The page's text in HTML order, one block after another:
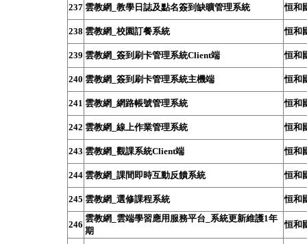
237 雲教網_教學日誌及點名簽到缺曠管理系統 恒和
238 雲教網_校園訂餐系統 恒和
239 雲教網_簽到刷卡管理系統Client端 恒和
240 雲教網_簽到刷卡管理系統主機端 恒和
241 雲教網_網路帳號管理系統 恒和
242 雲教網_線上作業管理系統 恒和
243 雲教網_觀課系統Client端 恒和
244 雲教網_課間即時互動反饋系統 恒和
245 雲教網_選修課程系統 恒和
246
雲教網_雲端學習應用服務平台_系統更新維護1年
期
恒和